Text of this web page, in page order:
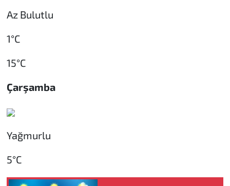
Az Bulutlu
1°C
15°C
Çarşamba
Yağmurlu
5°C